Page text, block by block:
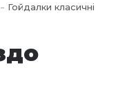
Гойдалки класичні